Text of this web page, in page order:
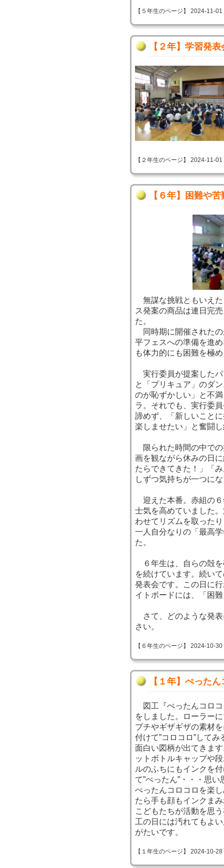
【５年生のページ】 2024-11-
【２年】学習発
【２年生のページ】 2024-11-
【６年】困難や
無謀な挑戦ともいえ
ス発案の商品は連日完
た。
同時期に開催されたの
平フェスへの準備を進
も体力的にも困難を極
実行委員が提案したパ
と「プリキュア」のダ
のが恥ずかしい」と不
ラ。それでも、実行委
諦めず、「新しいこと
楽しませたい」と奮闘
限られた時間の中での
画を観ながら休みの日
たらできてきた！」「
しずつ気持ちが一つに
迎えた本番。赤組の６
士気を高めていました
わせてリズムを取った
一人自分なりの「最高
た。
６年生は、自らの殻を
を続けています。続い
発表会です。この日に
イトボードには、「困
さて、どのような発表
さい。
【６年生のページ】 2024-10-
【１年】ぺった
図工『ぺったんコロコ
をしました。ローラー
プチやギザギザの素材
付けて”コロコロ”してみ
面白い図柄が出てきま
ットボトルキャップや
ルのふちにもインクを
て”ぺったん”・・・思い
ぺったんコロコロを楽
たら手も顔もインクま
こどもたちが活動を思
工の日には汚れてもよ
がたいです。
【１年生のページ】 2024-10-